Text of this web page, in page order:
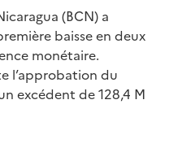
(BCN) a
baisse en deux
monétaire.
l’approbation du
excédent de 128,4 M